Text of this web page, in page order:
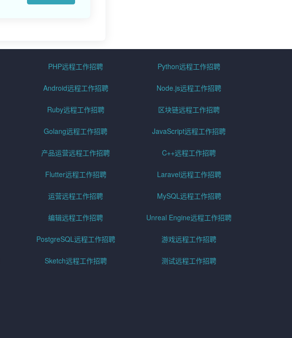
PHP远程工作招聘 Python远程工作招聘
Android远程工作招聘 Node.js远程工作招聘
Ruby远程工作招聘 区块链远程工作招聘
Golang远程工作招聘 JavaScript远程工作招聘
产品运营远程工作招聘 C++远程工作招聘
Flutter远程工作招聘 Laravel远程工作招聘
运营远程工作招聘 MySQL远程工作招聘
编辑远程工作招聘 Unreal Engine远程工作招聘
PostgreSQL远程工作招聘 游戏远程工作招聘
Sketch远程工作招聘 测试远程工作招聘